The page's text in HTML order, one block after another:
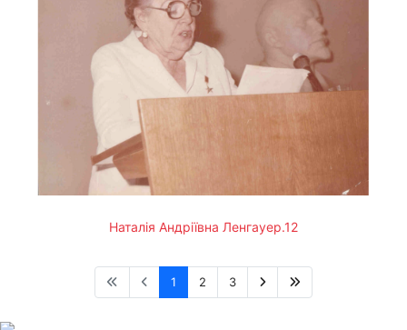
Наталія Андріївна Ленгауер.12
1 2 3